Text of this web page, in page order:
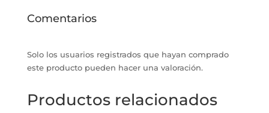
Comentarios
Solo los usuarios registrados que hayan comprado
este producto pueden hacer una valoración.
Productos relacionados